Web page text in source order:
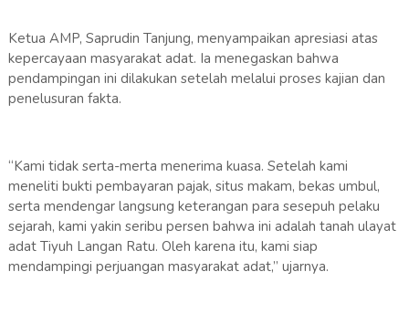
‎Ketua AMP, Saprudin Tanjung, menyampaikan apresiasi atas
kepercayaan masyarakat adat. Ia menegaskan bahwa
pendampingan ini dilakukan setelah melalui proses kajian dan
penelusuran fakta.
‎“Kami tidak serta-merta menerima kuasa. Setelah kami
meneliti bukti pembayaran pajak, situs makam, bekas umbul,
serta mendengar langsung keterangan para sesepuh pelaku
sejarah, kami yakin seribu persen bahwa ini adalah tanah ulayat
adat Tiyuh Langan Ratu. Oleh karena itu, kami siap
mendampingi perjuangan masyarakat adat,” ujarnya.